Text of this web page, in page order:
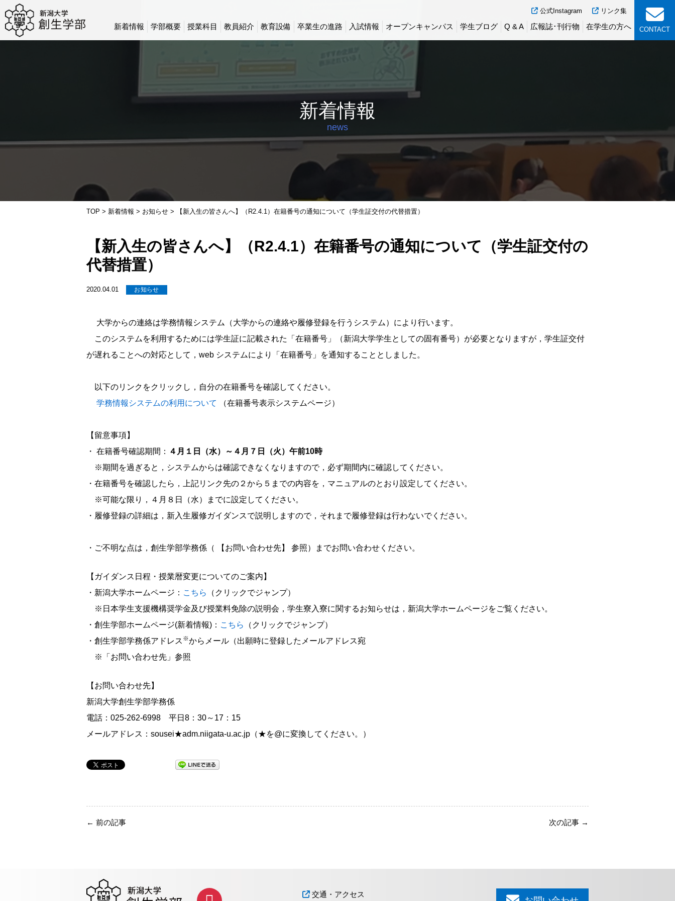
公式Instagram リンク集
新着情報 学部概要 授業科目 教員紹介 教育設備 卒業生の進路 入試情報 オープンキャンパス 学生ブログ Q & A 広報誌･刊行物 在学生の方へ CONTACT
新着情報
news
TOP > 新着情報 > お知らせ > 【新入生の皆さんへ】（R2.4.1）在籍番号の通知について（学生証交付の代替措置）
【新入生の皆さんへ】（R2.4.1）在籍番号の通知について（学生証交付の
代替措置）
2020.04.01 お知らせ
大学からの連絡は学務情報システム（大学からの連絡や履修登録を行うシステム）により行います。
このシステムを利用するためには学生証に記載された「在籍番号」（新潟大学学生としての固有番号）が必要となりますが，学生証交付
が遅れることへの対応として，web システムにより「在籍番号」を通知することとしました。
以下のリンクをクリックし，自分の在籍番号を確認してください。
学務情報システムの利用について
（在籍番号表示システムページ）
【留意事項】
・ 在籍番号確認期間： ４月１日（水）～４月７日（火）午前10時
※期間を過ぎると，システムからは確認できなくなりますので，必ず期間内に確認してください。
・在籍番号を確認したら，上記リンク先の２から５までの内容を，マニュアルのとおり設定してください。
※可能な限り，４月８日（水）までに設定してください。
・履修登録の詳細は，新入生履修ガイダンスで説明しますので，それまで履修登録は行わないでください。
・ご不明な点は，創生学部学務係（ 【お問い合わせ先】 参照）までお問い合わせください。
【ガイダンス日程・授業暦変更についてのご案内】
・新潟大学ホームページ： こちら
（クリックでジャンプ）
※日本学生支援機構奨学金及び授業料免除の説明会，学生寮入寮に関するお知らせは，新潟大学ホームページをご覧ください。
・創生学部ホームページ(新着情報)： こちら
（クリックでジャンプ）
・創生学部学務係アドレス ※からメール（出願時に登録したメールアドレス宛
※「お問い合わせ先」参照
【お問い合わせ先】
新潟大学創生学部学務係
電話：025-262-6998 平日8：30～17：15
メールアドレス：sousei★adm.niigata-u.ac.jp（★を@に変換してください。）
← 前の記事 次の記事 →
交通・アクセス